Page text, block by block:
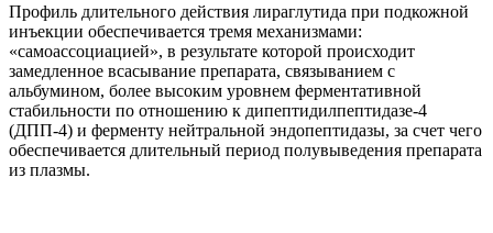
Профиль длительного действия лираглутида при подкожной
инъекции обеспечивается тремя механизмами:
«самоассоциацией», в результате которой происходит
замедленное всасывание препарата, связыванием с
альбумином, более высоким уровнем ферментативной
стабильности по отношению к дипептидилпептидазе-4
(ДПП-4) и ферменту нейтральной эндопептидазы, за счет чего
обеспечивается длительный период полувыведения препарата
из плазмы.